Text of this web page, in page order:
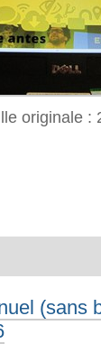
originale :
(sans